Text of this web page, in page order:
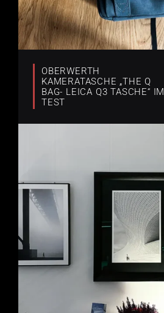
OBERWERTH
KAMERATASCHE „THE Q
BAG- LEICA Q3 TASCHE“ IM
TEST